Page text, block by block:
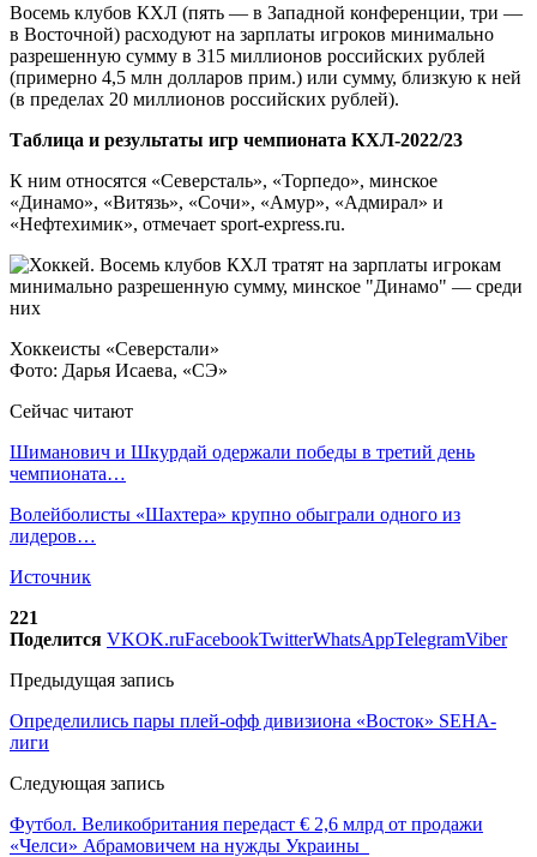
Восемь клубов КХЛ (пять — в Западной конференции, три —
в Восточной) расходуют на зарплаты игроков минимально
разрешенную сумму в 315 миллионов российских рублей
(примерно 4,5 млн долларов прим.) или сумму, близкую к ней
(в пределах 20 миллионов российских рублей).
Таблица и результаты игр чемпионата КХЛ-2022/23
К ним относятся «Северсталь», «Торпедо», минское
«Динамо», «Витязь», «Сочи», «Амур», «Адмирал» и
«Нефтехимик», отмечает sport-express.ru.
Хоккеисты «Северстали»
Фото: Дарья Исаева, «СЭ»
Сейчас читают
Шиманович и Шкурдай одержали победы в третий день
чемпионата…
Волейболисты «Шахтера» крупно обыграли одного из
лидеров…
Источник
221
Поделится VKOK.ruFacebookTwitterWhatsAppTelegramViber
Предыдущая запись
Определились пары плей-офф дивизиона «Восток» SEHA-
лиги
Следующая запись
Футбол. Великобритания передаст € 2,6 млрд от продажи
«Челси» Абрамовичем на нужды Украины